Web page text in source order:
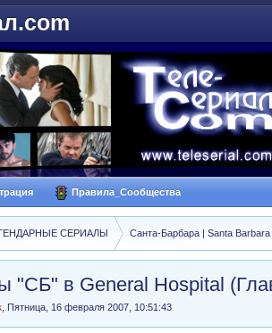
Правила_Сообщества
СЕРИАЛЫ Санта-Барбара | Santa Barbara
"СБ" в General Hospital
Пятница, 16 февраля 2007, 10:51:43